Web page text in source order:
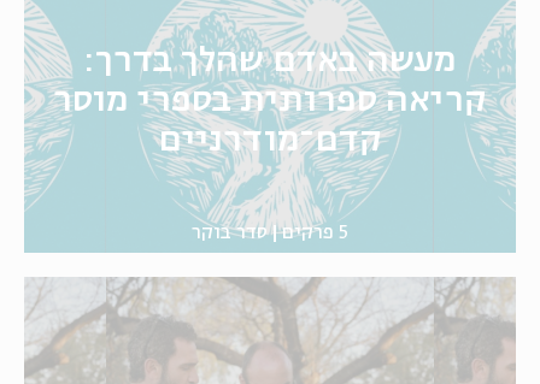
מעשה באדם שהלך בדרך:
קריאה ספרותית בספרי מוסר
קדם־מודרניים
5 פרקים סדר בוקר